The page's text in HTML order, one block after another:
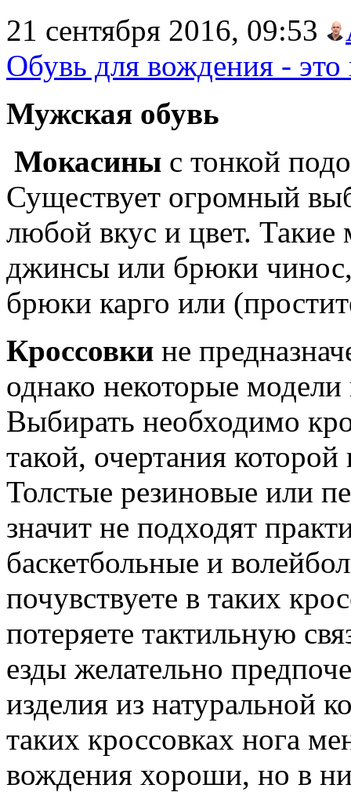
21 сентября 2016, 09:53
Обувь для вождения -
Мужская обувь
Мокасины с тонкой
Существует огромный
любой вкус и цвет.
джинсы или брюки
брюки карго или
Кроссовки не
однако некоторые модели
Выбирать необходимо
такой, очертания
Толстые резиновые или
значит не подходят
баскетбольные и
почувствуете в таких
потеряете тактильную
езды желательно
изделия из натуральной
таких кроссовках нога
вождения хороши, но в